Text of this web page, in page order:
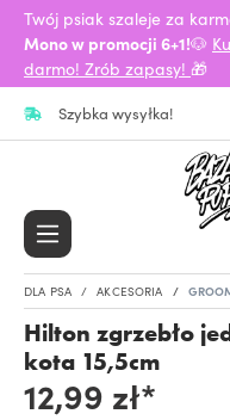
Twój psiak szaleje za
Mono w promocji 6+1!🐶
darmo! Zrób zapasy! 🎁
Szybka wysyłka!
DLA PSA AKCESORIA
Hilton zgrzebło
kota 15,5cm
12,99 zł*